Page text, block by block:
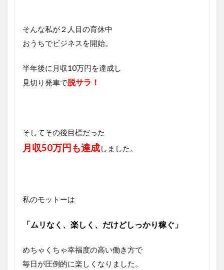
そんな私が２人目の育休中
おうちでビジネスを開始。
半年後に月収10万円を達成し
見切り発車で脱サラ！
そしてその後目標だった
月収50万円 も達成しました。
私のモットーは
「ムリなく、楽しく、だけどしっかり稼ぐ」
めちゃくちゃ幸福度の高い働き方で
毎日が圧倒的に楽しくなりました。